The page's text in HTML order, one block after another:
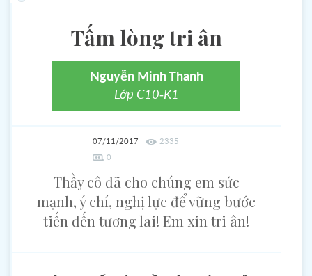
Tấm lòng tri ân
Nguyễn Minh Thanh
Lớp C10-K1
07/11/2017 2335
0
Thầy cô đã cho chúng em sức
mạnh, ý chí, nghị lực để vững bước
tiến đến tương lai! Em xin tri ân!